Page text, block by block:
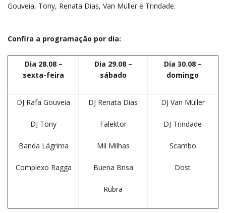
Gouveia, Tony, Renata Dias, Van Müller e Trindade.
Confira a programação por dia:
Dia 28.08 –
sexta-feira
Dia 29.08 –
sábado
Dia 30.08 –
domingo
DJ Rafa Gouveia
DJ Tony
Banda Lágrima
Complexo Ragga
DJ Renata Dias
Falektor
Mil Milhas
Buena Brisa
Rubra
DJ Van Müller
DJ Trindade
Scambo
Dost